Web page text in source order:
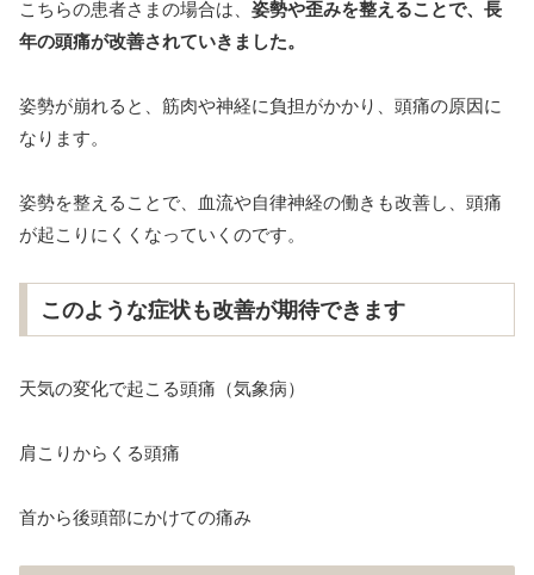
こちらの患者さまの場合は、 姿勢や歪みを整えることで、長
年の頭痛が改善されていきました。
姿勢が崩れると、筋肉や神経に負担がかかり、頭痛の原因に
なります。
姿勢を整えることで、血流や自律神経の働きも改善し、頭痛
が起こりにくくなっていくのです。
このような症状も改善が期待できます
天気の変化で起こる頭痛（気象病）
肩こりからくる頭痛
首から後頭部にかけての痛み